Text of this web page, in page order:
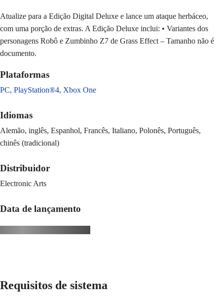
Atualize para a Edição Digital Deluxe e lance um ataque herbáceo,
com uma porção de extras. A Edição Deluxe inclui: • Variantes dos
personagens Robô e Zumbinho Z7 de Grass Effect – Tamanho não é
documento.
Plataformas
PC, PlayStation®4, Xbox One
Idiomas
Alemão, inglês, Espanhol, Francês, Italiano, Polonês, Português,
chinês (tradicional)
Distribuidor
Electronic Arts
Data de lançamento
Requisitos de sistema